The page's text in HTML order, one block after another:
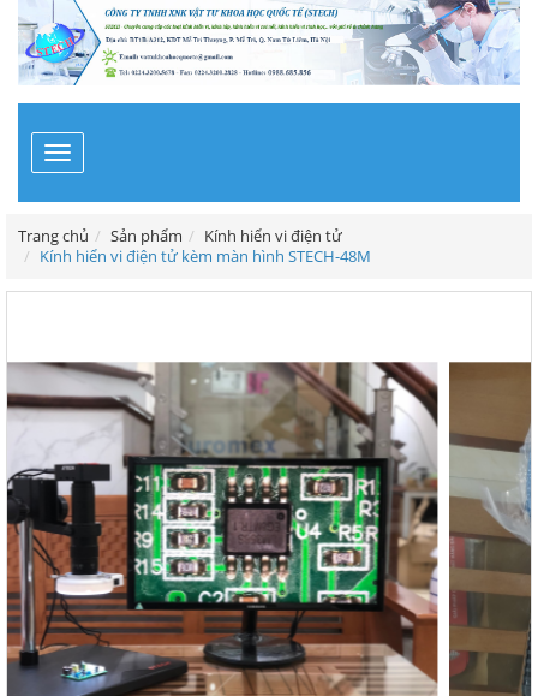
Toggle
navigation
Trang chủ Sản phẩm
Kính hiển vi điện tử
Kính hiển vi điện tử kèm màn hình STECH-48M